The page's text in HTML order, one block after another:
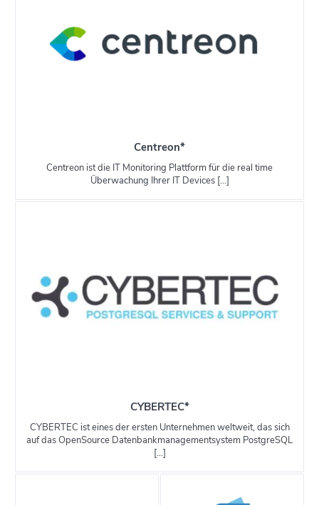
Centreon*
Centreon ist die IT Monitoring Plattform für die real time
Überwachung Ihrer IT Devices […]
CYBERTEC*
CYBERTEC ist eines der ersten Unternehmen weltweit, das sich
auf das OpenSource Datenbankmanagementsystem PostgreSQL
[…]